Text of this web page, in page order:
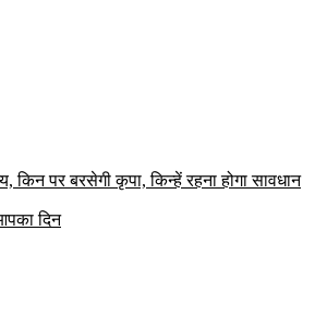
पर बरसेगी कृपा, किन्हें रहना होगा सावधान
दिन